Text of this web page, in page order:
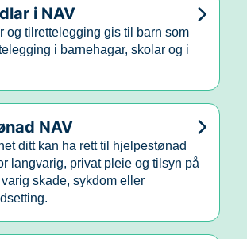
i NAV
og tilrettelegging gis til barn som
i barnehagar, skolar og i
NAV
ditt kan ha rett til hjelpestønad
langvarig, privat pleie og tilsyn på
skade, sykdom eller